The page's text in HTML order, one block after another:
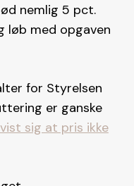
nemlig 5 pct.
løb med opgaven
for Styrelsen
er ganske
sig at pris ikke